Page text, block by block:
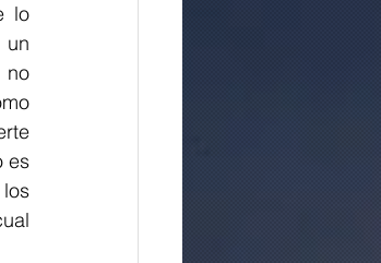
lo
no
es